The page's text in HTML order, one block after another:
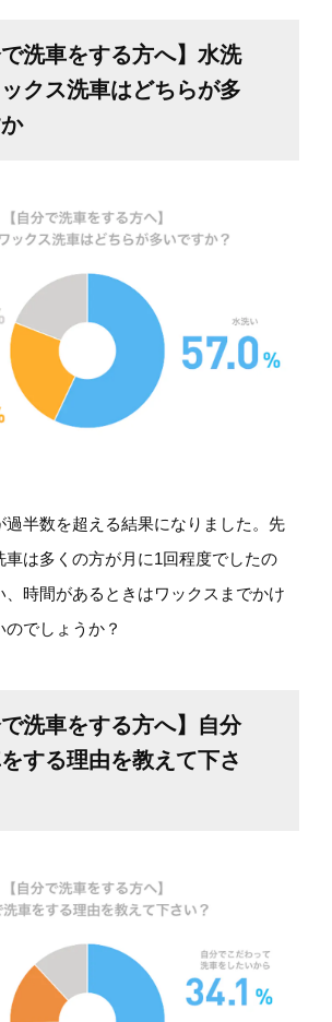
で洗車をする方へ】水洗
クス洗車はどちらが多
過半数を超える結果になりました。先
車は多くの方が月に1回程度でしたの
、時間があるときはワックスまでかけ
でしょうか？
で洗車をする方へ】自分
する理由を教えて下さ